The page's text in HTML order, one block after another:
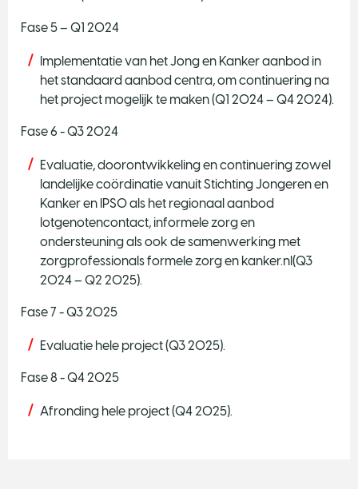
Fase 5 – Q1 2024
Implementatie van het Jong en Kanker aanbod in
het standaard aanbod centra, om continuering na
het project mogelijk te maken (Q1 2024 – Q4 2024).
Fase 6 - Q3 2024
Evaluatie, doorontwikkeling en continuering zowel
landelijke coördinatie vanuit Stichting Jongeren en
Kanker en IPSO als het regionaal aanbod
lotgenotencontact, informele zorg en
ondersteuning als ook de samenwerking met
zorgprofessionals formele zorg en kanker.nl(Q3
2024 – Q2 2025).
Fase 7 - Q3 2025
Evaluatie hele project (Q3 2025).
Fase 8 - Q4 2025
Afronding hele project (Q4 2025).